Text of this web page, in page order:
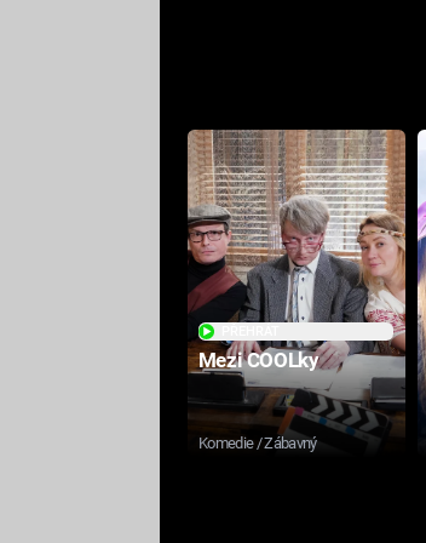
Mezi COOLky
Komedie / Zábavný